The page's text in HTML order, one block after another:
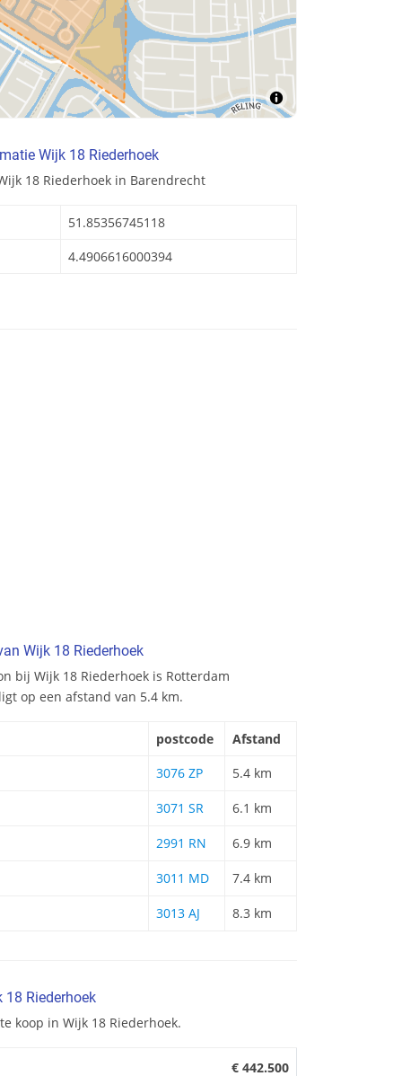
Wijk 18 Riederhoek
18 Riederhoek in Barendrecht
51.85356745118
4.4906616000394
Wijk 18 Riederhoek
bij Wijk 18 Riederhoek is Rotterdam
op een afstand van 5.4 km.
postcode
Afstand
3076 ZP
5.4 km
3071 SR 6.1 km
2991 RN 6.9 km
3011 MD 7.4 km
3013 AJ 8.3 km
Riederhoek
koop in Wijk 18 Riederhoek.
€ 442.500